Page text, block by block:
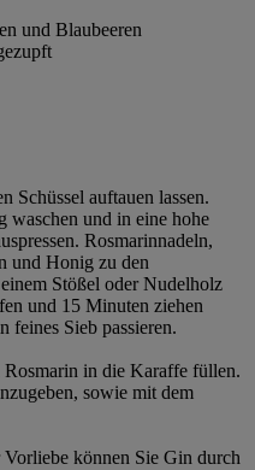
und Blaubeeren
Schüssel auftauen lassen.
waschen und in eine hohe
Rosmarinnadeln,
und Honig zu den
Stößel oder Nudelholz
und 15 Minuten ziehen
feines Sieb passieren.
in die Karaffe füllen.
sowie mit dem
können Sie Gin durch